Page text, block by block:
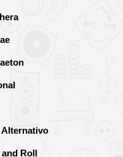
Alternativo
and Roll